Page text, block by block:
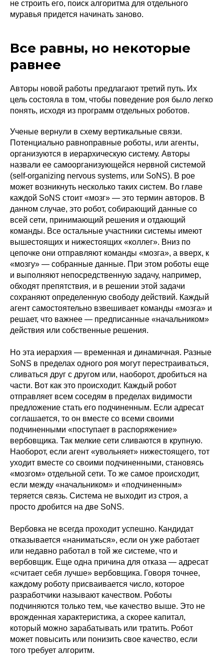
не строить его, поиск алгоритма для отдельного
муравья придется начинать заново.
Все равны, но некоторые
равнее
Авторы новой работы предлагают третий путь. Их
цель состояла в том, чтобы поведение роя было легко
понять, исходя из программ отдельных роботов.
Ученые вернули в схему вертикальные связи.
Потенциально равноправные роботы, или агенты,
организуются в иерархическую систему. Авторы
назвали ее самоорганизующейся нервной системой
(self-organizing nervous systems, или SoNS). В рое
может возникнуть несколько таких систем. Во главе
каждой SoNS стоит «мозг» — это термин авторов. В
данном случае, это робот, собирающий данные со
всей сети, принимающий решения и отдающий
команды. Все остальные участники системы имеют
вышестоящих и нижестоящих «коллег». Вниз по
цепочке они отправляют команды «мозга», а вверх, к
«мозгу» — собранные данные. При этом роботы еще
и выполняют непосредственную задачу, например,
обходят препятствия, и в решении этой задачи
сохраняют определенную свободу действий. Каждый
агент самостоятельно взвешивает команды «мозга» и
решает, что важнее — предписанные «начальником»
действия или собственные решения.
Но эта иерархия — временная и динамичная. Разные
SoNS в пределах одного роя могут перестраиваться,
сливаться друг с другом или, наоборот, дробиться на
части. Вот как это происходит. Каждый робот
отправляет всем соседям в пределах видимости
предложение стать его подчиненным. Если адресат
соглашается, то он вместе со всеми своими
подчиненными «поступает в распоряжение»
вербовщика. Так мелкие сети сливаются в крупную.
Наоборот, если агент «увольняет» нижестоящего, тот
уходит вместе со своими подчиненными, становясь
«мозгом» отдельной сети. То же самое происходит,
если между «начальником» и «подчиненным»
теряется связь. Система не выходит из строя, а
просто дробится на две SoNS.
Вербовка не всегда проходит успешно. Кандидат
отказывается «наниматься», если он уже работает
или недавно работал в той же системе, что и
вербовщик. Еще одна причина для отказа — адресат
«считает себя лучше» вербовщика. Говоря точнее,
каждому роботу присваивается число, которое
разработчики называют качеством. Роботы
подчиняются только тем, чье качество выше. Это не
врожденная характеристика, а скорее капитал,
который можно зарабатывать или тратить. Робот
может повысить или понизить свое качество, если
того требует алгоритм.